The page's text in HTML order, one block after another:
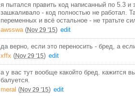
я пытался править код написанный по 5.3 и
зашкаливало - код полностью не работал.
переменных и всё остальное - не тратьте
awsswa (Nov 29 '15) edit
да верно, если это переносить - бред, а
xffx (Nov 29 '15) edit
а у вас тут вообще какойто бред. кажится
балуется.
meral (Nov 29 '15) edit